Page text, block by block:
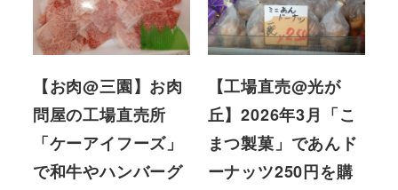
【お肉@三園】お肉
問屋の工場直売所
「ケーアイフーズ」
で和牛やハンバーグ
【工場直売@光が
丘】2026年3月「こ
まつ製菓」であんド
ーナッツ250円を購